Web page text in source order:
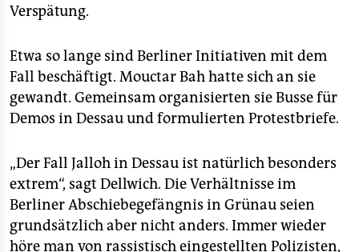
Verspätung.
Etwa so lange sind Berliner Initiativen mit dem
Fall beschäftigt. Mouctar Bah hatte sich an sie
gewandt. Gemeinsam organisierten sie Busse für
Demos in Dessau und formulierten Protestbriefe.
„Der Fall Jalloh in Dessau ist natürlich besonders
extrem“, sagt Dellwich. Die Verhältnisse im
Berliner Abschiebegefängnis in Grünau seien
grundsätzlich aber nicht anders. Immer wieder
höre man von rassistisch eingestellten Polizisten,